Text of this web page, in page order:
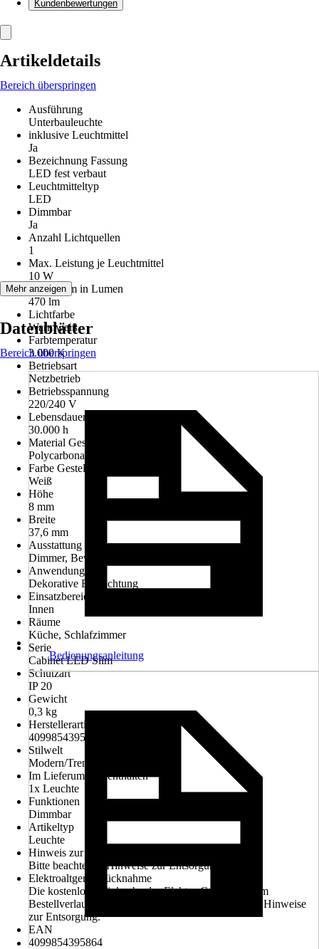
Kundenbewertungen
Artikeldetails
Bereich überspringen
Ausführung
Unterbauleuchte
inklusive Leuchtmittel
Ja
Bezeichnung Fassung
LED fest verbaut
Leuchtmitteltyp
LED
Dimmbar
Ja
Anzahl Lichtquellen
1
Max. Leistung je Leuchtmittel
10 W
Lichtstrom in Lumen
470 lm
Lichtfarbe
Warmweiß
Farbtemperatur
3.000 K
Betriebsart
Netzbetrieb
Betriebsspannung
220/240 V
Lebensdauer Leuchtmittel
30.000 h
Material Gestell
Polycarbonat, Kunststoff
Farbe Gestell
Weiß
Höhe
8 mm
Breite
37,6 mm
Ausstattung
Dimmer, Bewegungssensor
Anwendung
Dekorative Beleuchtung
Einsatzbereich
Innen
Räume
Küche, Schlafzimmer
Serie
Cabinet LED Slim
Schutzart
IP 20
Gewicht
0,3 kg
Herstellerartikelnummer
4099854395864
Stilwelt
Modern/Trend
Im Lieferumfang enthalten
1x Leuchte
Funktionen
Dimmbar
Artikeltyp
Leuchte
Hinweis zur Entsorgung
Bitte beachte die Hinweise zur Entsorgung
Elektroaltgerät-Rücknahme
Die kostenlose Rückgabe des Elektro-Geräts kann im
Bestellverlauf ausgewählt werden. Bitte beachte die Hinweise
zur Entsorgung.
EAN
4099854395864
Mehr anzeigen
Datenblätter
Bereich überspringen
Bedienungsanleitung